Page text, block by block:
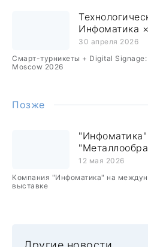
Инфоматика
30 апреля 2026
Смарт-турникеты + Digital Signage:
Moscow 2026
Позже
12 мая 2026
Компания "Инфоматика" на
выставке